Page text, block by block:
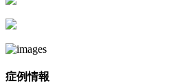
症例情報